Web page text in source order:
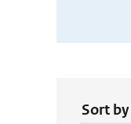
Sort by